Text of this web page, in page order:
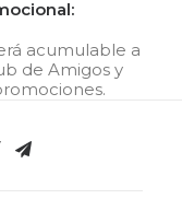
acumulable a
de Amigos y